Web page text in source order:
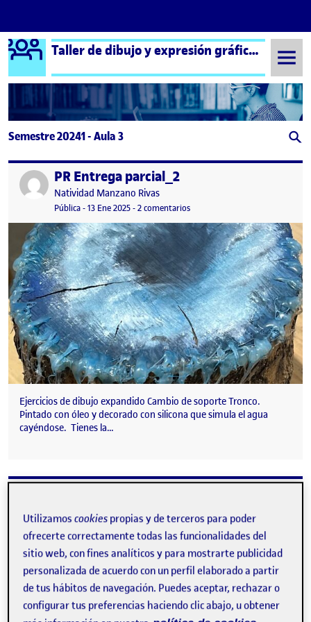
Saltar al contenido
Logo Ágora Taller de dibujo y expresión gráfica – Aula 3
Semestre 20241 - Aula 3
Publicado porPR Entrega parcial_2
Publicado por
Natividad Manzano Rivas
Visibilidad:
Pública-Fecha de publicación
13 Ene 202513 enero, 2025 4:09 pm
-2 comentariosen PR Entrega parcial_2
Ejercicios de dibujo expandido Cambio de soporte Tronco.
Pintado con óleo y decorado con silicona que simula el agua
cayéndose. Tienes la…
Visibilidad:
Pública-Fecha de publicación
9 Ene 20259 enero, 2025 9:39 pm
-2 comentariosen PR Entrega Parcial 2
Utilizamoscookies propias y de terceros para poder
ofrecerte correctamente todas las funcionalidades del
sitio web, con fines analíticos y para mostrarte publicidad
personalizada de acuerdo con un perfil elaborado a partir
de tus hábitos de navegación. Puedes aceptar, rechazar o
configurar tus preferencias haciendo clic abajo, u obtener